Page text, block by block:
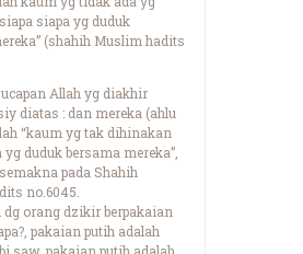
siapa yg duduk
(shahih Muslim hadits
Allah yg diakhir
diatas : dan mereka (ahlu
“kaum yg tak dihinakan
duduk bersama mereka”,
pada Shahih
no.6045.
dg orang dzikir berpakaian
pakaian putih adalah
saw, pakaian putih adalah